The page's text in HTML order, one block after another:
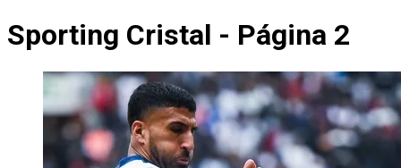
Sporting Cristal - Página 2